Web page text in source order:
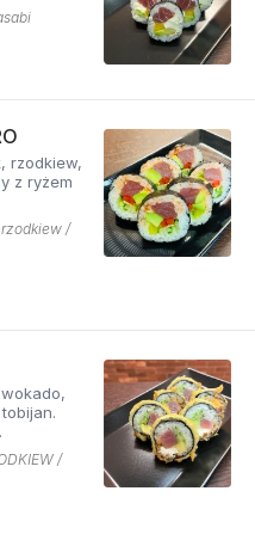
rzodkiew,
z ryżem
/
/